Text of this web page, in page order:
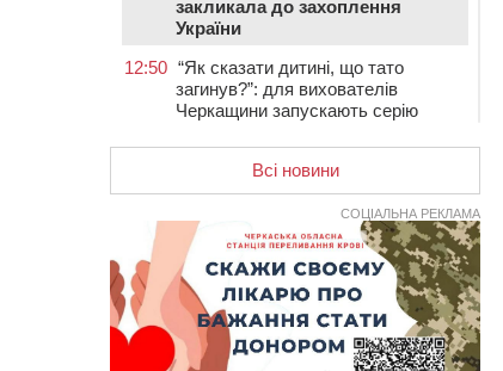
закликала до захоплення
України
12:50 “Як сказати дитині, що тато
загинув?”: для вихователів
Черкащини запускають серію
На Золотоніщині вже десяту
добу гасять пожежу торфу
11:35
Від 80 гривень за кілограм: в
Україні прогнозують стрибок цін на
гречку
10:56
Захисника зі Звенигородщини,
який обороняв Авдіївку,
нагородили “Комбатантським
Всі новини
СОЦІАЛЬНА РЕКЛАМА